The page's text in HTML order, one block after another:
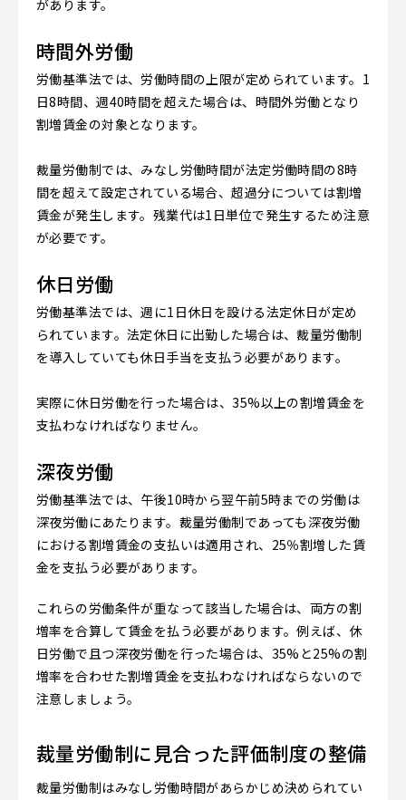
があります。
時間外労働
労働基準法では、労働時間の上限が定められています。1
日8時間、週40時間を超えた場合は、時間外労働となり
割増賃金の対象となります。
裁量労働制では、みなし労働時間が法定労働時間の8時
間を超えて設定されている場合、超過分については割増
賃金が発生します。残業代は1日単位で発生するため注意
が必要です。
休日労働
労働基準法では、週に1日休日を設ける法定休日が定め
られています。法定休日に出勤した場合は、裁量労働制
を導入していても休日手当を支払う必要があります。
実際に休日労働を行った場合は、35%以上の割増賃金を
支払わなければなりません。
深夜労働
労働基準法では、午後10時から翌午前5時までの労働は
深夜労働にあたります。裁量労働制であっても深夜労働
における割増賃金の支払いは適用され、25％割増した賃
金を支払う必要があります。
これらの労働条件が重なって該当した場合は、両方の割
増率を合算して賃金を払う必要があります。例えば、休
日労働で且つ深夜労働を行った場合は、35%と25%の割
増率を合わせた割増賃金を支払わなければならないので
注意しましょう。
裁量労働制に見合った評価制度の整備
裁量労働制はみなし労働時間があらかじめ決められてい